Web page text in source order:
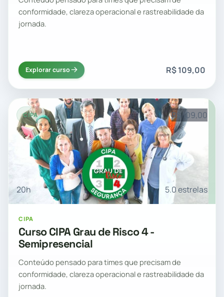
conformidade, clareza operacional e rastreabilidade da
jornada.
Explorar curso R$ 109,00
CIPA R$ 109,00
20h 5.0 estrelas
CIPA
Curso CIPA Grau de Risco 4 -
Semipresencial
Conteúdo pensado para times que precisam de
conformidade, clareza operacional e rastreabilidade da
jornada.